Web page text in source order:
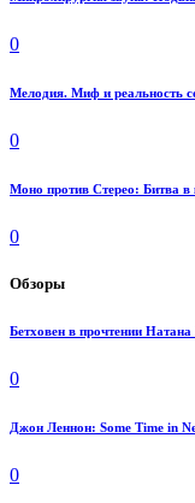
0
Мелодия. Миф и реальность
0
Моно против Стерео: Битва в
0
Обзоры
Бетховен в прочтении
0
Джон Леннон: Some Time in
0